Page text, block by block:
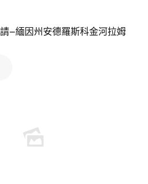
—緬因州安德羅斯科金河拉姆